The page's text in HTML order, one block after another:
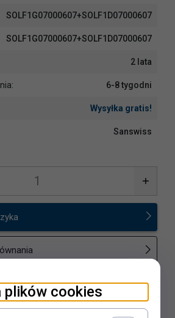
SOLF1G07000607+SOLF1D07000607
SOLF1G07000607+SOLF1D07000607
2 lata
6-8 tygodni
Wysyłka gratis!
Sanswiss
plików cookies